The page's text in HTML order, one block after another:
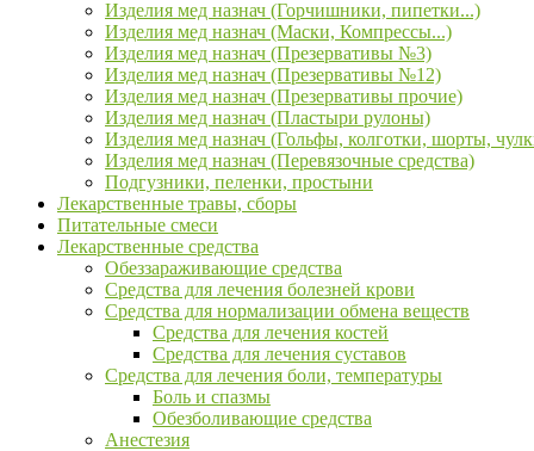
Изделия мед назнач (Горчишники, пипетки...)
Изделия мед назнач (Маски, Компрессы...)
Изделия мед назнач (Презервативы №3)
Изделия мед назнач (Презервативы №12)
Изделия мед назнач (Презервативы прочие)
Изделия мед назнач (Пластыри рулоны)
Изделия мед назнач (Гольфы, колготки, шорты,
Изделия мед назнач (Перевязочные средства)
Подгузники, пеленки, простыни
Лекарственные травы, сборы
Питательные смеси
Лекарственные средства
Обеззараживающие средства
Средства для лечения болезней крови
Средства для нормализации обмена веществ
Средства для лечения костей
Средства для лечения суставов
Средства для лечения боли, температуры
Боль и спазмы
Обезболивающие средства
Анестезия